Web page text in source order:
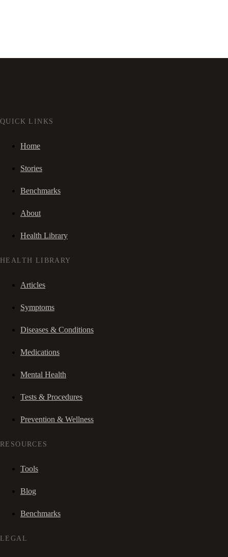
QUICK LINKS
Home
Stories
Benchmarks
About
Health Library
HEALTH LIBRARY
Articles
Symptoms
Diseases & Conditions
Medications
Mental Health
Tests & Procedures
Prevention & Wellness
RESOURCES
Tools
Blog
Benchmarks
LEGAL